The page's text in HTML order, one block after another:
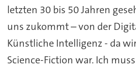
letzten 30 bis 50 Jahren
uns zukommt – von der
Künstliche Intelligenz - da
Science-Fiction war. Ich